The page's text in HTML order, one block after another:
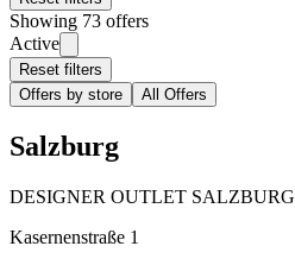
Showing 73 offers
Active
Reset filters
Offers by store
All Offers
Salzburg
DESIGNER OUTLET SALZBURG
Kasernenstraße 1